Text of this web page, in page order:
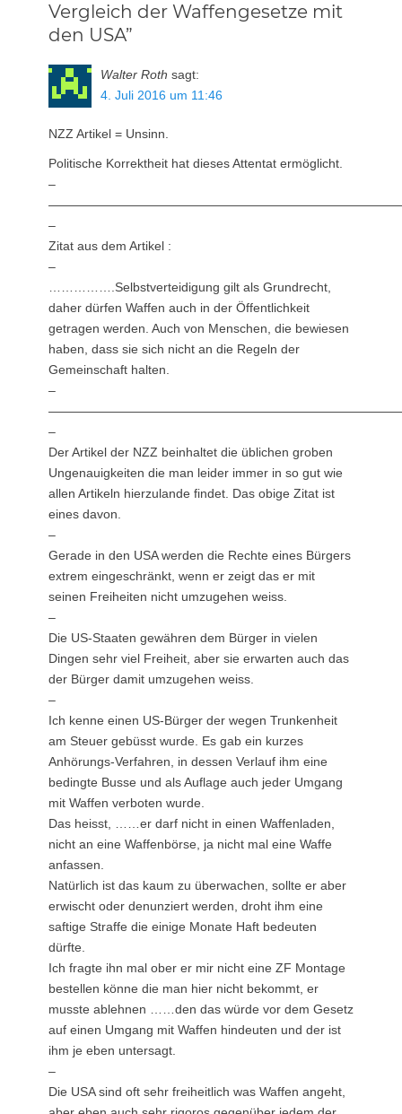
Vergleich der Waffengesetze mit
den USA”
Walter Roth sagt:
4. Juli 2016 um 11:46
NZZ Artikel = Unsinn.
Politische Korrektheit hat dieses Attentat ermöglicht.
–
–
Zitat aus dem Artikel :
–
…………….Selbstverteidigung gilt als Grundrecht,
daher dürfen Waffen auch in der Öffentlichkeit
getragen werden. Auch von Menschen, die bewiesen
haben, dass sie sich nicht an die Regeln der
Gemeinschaft halten.
–
–
Der Artikel der NZZ beinhaltet die üblichen groben
Ungenauigkeiten die man leider immer in so gut wie
allen Artikeln hierzulande findet. Das obige Zitat ist
eines davon.
–
Gerade in den USA werden die Rechte eines Bürgers
extrem eingeschränkt, wenn er zeigt das er mit
seinen Freiheiten nicht umzugehen weiss.
–
Die US-Staaten gewähren dem Bürger in vielen
Dingen sehr viel Freiheit, aber sie erwarten auch das
der Bürger damit umzugehen weiss.
–
Ich kenne einen US-Bürger der wegen Trunkenheit
am Steuer gebüsst wurde. Es gab ein kurzes
Anhörungs-Verfahren, in dessen Verlauf ihm eine
bedingte Busse und als Auflage auch jeder Umgang
mit Waffen verboten wurde.
Das heisst, ……er darf nicht in einen Waffenladen,
nicht an eine Waffenbörse, ja nicht mal eine Waffe
anfassen.
Natürlich ist das kaum zu überwachen, sollte er aber
erwischt oder denunziert werden, droht ihm eine
saftige Straffe die einige Monate Haft bedeuten
dürfte.
Ich fragte ihn mal ober er mir nicht eine ZF Montage
bestellen könne die man hier nicht bekommt, er
musste ablehnen ……den das würde vor dem Gesetz
auf einen Umgang mit Waffen hindeuten und der ist
ihm je eben untersagt.
–
Die USA sind oft sehr freiheitlich was Waffen angeht,